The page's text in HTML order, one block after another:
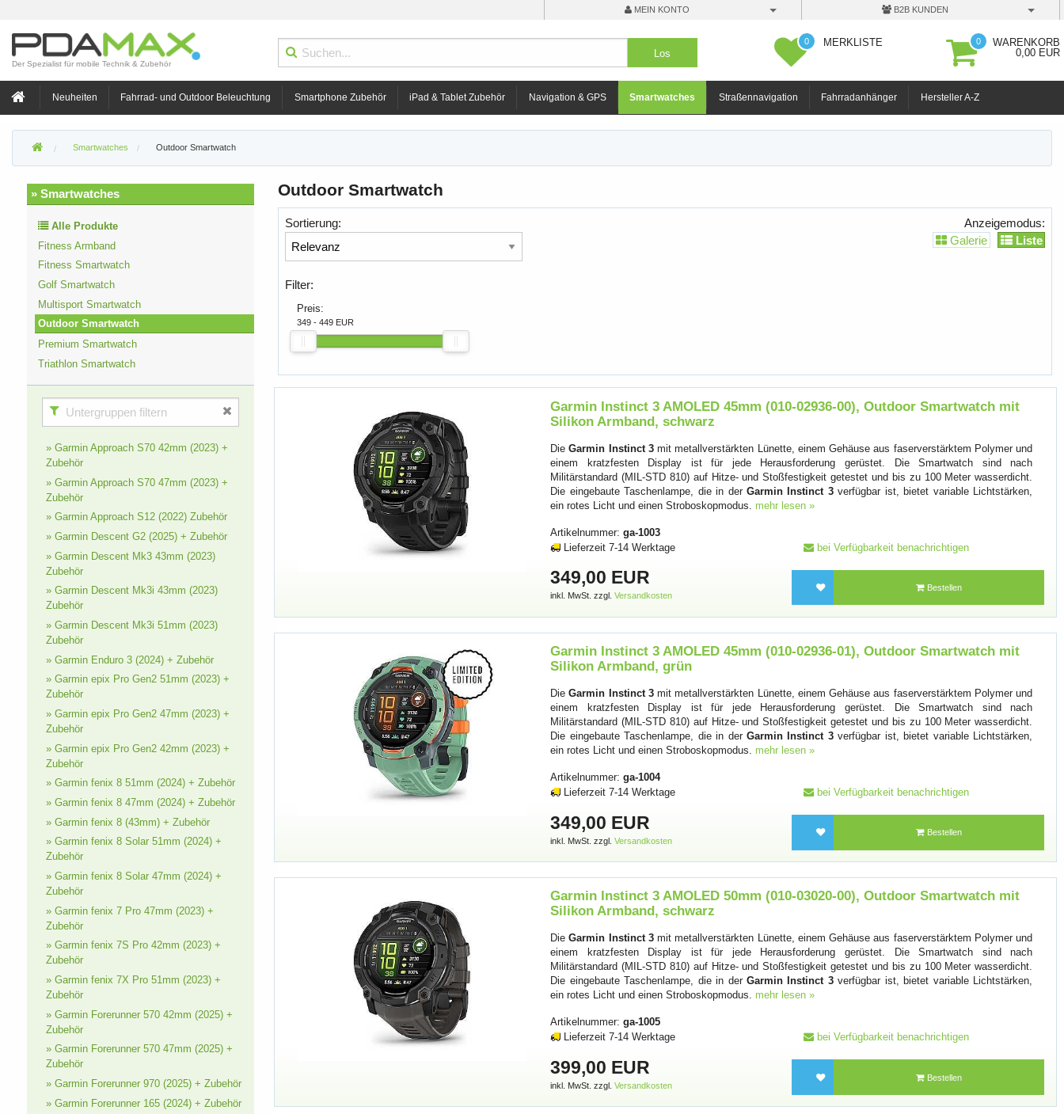
MEIN KONTO B2B KUNDEN
Der Spezialist für mobile Technik & Zubehör
0 MERKLISTE 0
WARENKORB
0,00 EUR
Neuheiten Fahrrad- und Outdoor Beleuchtung Smartphone Zubehör iPad & Tablet Zubehör Navigation & GPS Smartwatches Straßennavigation Fahrradanhänger Hersteller A-Z
Smartwatches Outdoor Smartwatch
Outdoor Smartwatch
Sortierung:
Anzeigemodus:
Galerie
Liste
Filter:
Preis:
349 - 449 EUR
Garmin Instinct 3 AMOLED 45mm (010-02936-00), Outdoor Smartwatch mit
Silikon Armband, schwarz
DieGarmin Instinct 3mit metallverstärkten Lünette, einem Gehäuse aus faserverstärktem Polymer und
einem kratzfesten Display ist für jede Herausforderung gerüstet. Die Smartwatch sind nach
Militärstandard (MIL-STD 810) auf Hitze- und Stoßfestigkeit getestet und bis zu 100 Meter wasserdicht.
Die eingebaute Taschenlampe, die in der Garmin Instinct 3verfügbar ist, bietet variable Lichtstärken,
ein rotes Licht und einen Stroboskopmodus. mehr lesen »
Artikelnummer:ga-1003
Lieferzeit 7-14 Werktage
bei Verfügbarkeit benachrichtigen
349,00 EUR
inkl. MwSt. zzgl.Versandkosten
Bestellen
Garmin Instinct 3 AMOLED 45mm (010-02936-01), Outdoor Smartwatch mit
Silikon Armband, grün
DieGarmin Instinct 3mit metallverstärkten Lünette, einem Gehäuse aus faserverstärktem Polymer und
einem kratzfesten Display ist für jede Herausforderung gerüstet. Die Smartwatch sind nach
Militärstandard (MIL-STD 810) auf Hitze- und Stoßfestigkeit getestet und bis zu 100 Meter wasserdicht.
Die eingebaute Taschenlampe, die in der Garmin Instinct 3verfügbar ist, bietet variable Lichtstärken,
ein rotes Licht und einen Stroboskopmodus. mehr lesen »
Artikelnummer:ga-1004
Lieferzeit 7-14 Werktage
bei Verfügbarkeit benachrichtigen
349,00 EUR
inkl. MwSt. zzgl.Versandkosten
Bestellen
Garmin Instinct 3 AMOLED 50mm (010-03020-00), Outdoor Smartwatch mit
Silikon Armband, schwarz
DieGarmin Instinct 3mit metallverstärkten Lünette, einem Gehäuse aus faserverstärktem Polymer und
einem kratzfesten Display ist für jede Herausforderung gerüstet. Die Smartwatch sind nach
Militärstandard (MIL-STD 810) auf Hitze- und Stoßfestigkeit getestet und bis zu 100 Meter wasserdicht.
Die eingebaute Taschenlampe, die in der Garmin Instinct 3verfügbar ist, bietet variable Lichtstärken,
ein rotes Licht und einen Stroboskopmodus. mehr lesen »
Artikelnummer:ga-1005
Lieferzeit 7-14 Werktage
bei Verfügbarkeit benachrichtigen
399,00 EUR
inkl. MwSt. zzgl.Versandkosten
Bestellen
» Smartwatches
Alle Produkte
Fitness Armband
Fitness Smartwatch
Golf Smartwatch
Multisport Smartwatch
Outdoor Smartwatch
Premium Smartwatch
Triathlon Smartwatch
» Garmin Approach S70 42mm (2023) +
Zubehör
» Garmin Approach S70 47mm (2023) +
Zubehör
» Garmin Approach S12 (2022) Zubehör
» Garmin Descent G2 (2025) + Zubehör
» Garmin Descent Mk3 43mm (2023)
Zubehör
» Garmin Descent Mk3i 43mm (2023)
Zubehör
» Garmin Descent Mk3i 51mm (2023)
Zubehör
» Garmin Enduro 3 (2024) + Zubehör
» Garmin epix Pro Gen2 51mm (2023) +
Zubehör
» Garmin epix Pro Gen2 47mm (2023) +
Zubehör
» Garmin epix Pro Gen2 42mm (2023) +
Zubehör
» Garmin fenix 8 51mm (2024) + Zubehör
» Garmin fenix 8 47mm (2024) + Zubehör
» Garmin fenix 8 (43mm) + Zubehör
» Garmin fenix 8 Solar 51mm (2024) +
Zubehör
» Garmin fenix 8 Solar 47mm (2024) +
Zubehör
» Garmin fenix 7 Pro 47mm (2023) +
Zubehör
» Garmin fenix 7S Pro 42mm (2023) +
Zubehör
» Garmin fenix 7X Pro 51mm (2023) +
Zubehör
» Garmin Forerunner 570 42mm (2025) +
Zubehör
» Garmin Forerunner 570 47mm (2025) +
Zubehör
» Garmin Forerunner 970 (2025) + Zubehör
» Garmin Forerunner 165 (2024) + Zubehör